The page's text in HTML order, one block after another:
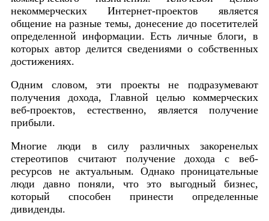
некоммерческих Интернет-проектов является
общение на разные темы, донесение до посетителей
определенной информации. Есть личные блоги, в
которых автор делится сведениями о собственных
достижениях.
Одним словом, эти проекты не подразумевают
получения дохода, Главной целью коммерческих
веб-проектов, естественно, является получение
прибыли.
Многие люди в силу различных закоренелых
стереотипов считают получение дохода с веб-
ресурсов не актуальным. Однако проницательные
люди давно поняли, что это выгодный бизнес,
который способен принести определенные
дивиденды.